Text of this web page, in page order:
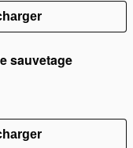
sauvetage